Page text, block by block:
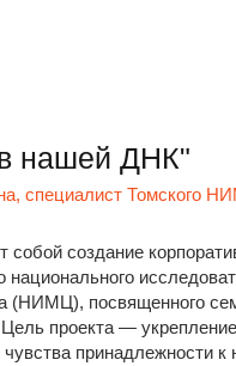
нашей ДНК"
специалист Томского
собой создание
национального
(НИМЦ), посвященного
проекта —
чувства принадлежности к